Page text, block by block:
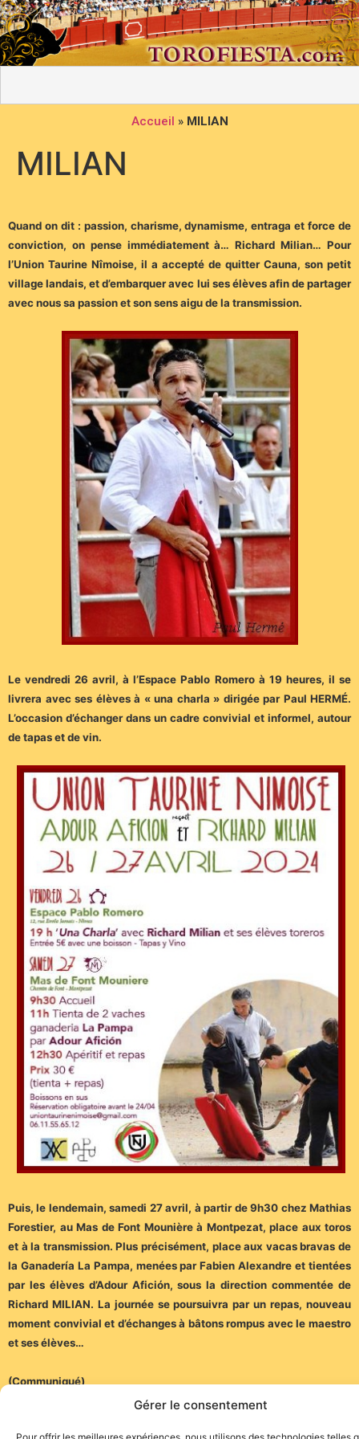
Gérer le consentement
Accueil » MILIAN
MILIAN
Quand on dit : passion, charisme, dynamisme, entraga et force de
conviction, on pense immédiatement à… Richard Milian… Pour
l’Union Taurine Nîmoise, il a accepté de quitter Cauna, son petit
village landais, et d’embarquer avec lui ses élèves afin de partager
avec nous sa passion et son sens aigu de la transmission.
Le vendredi 26 avril, à l’Espace Pablo Romero à 19 heures, il se
livrera avec ses élèves à « una charla » dirigée par Paul HERMÉ.
L’occasion d’échanger dans un cadre convivial et informel, autour
de tapas et de vin.
Puis, le lendemain, samedi 27 avril, à partir de 9h30 chez Mathias
Forestier, au Mas de Font Mounière à Montpezat, place aux toros
et à la transmission. Plus précisément, place aux vacas bravas de
la Ganadería La Pampa, menées par Fabien Alexandre et tientées
par les élèves d’Adour Afición, sous la direction commentée de
Richard MILIAN. La journée se poursuivra par un repas, nouveau
moment convivial et d’échanges à bâtons rompus avec le maestro
et ses élèves…
(Communiqué)